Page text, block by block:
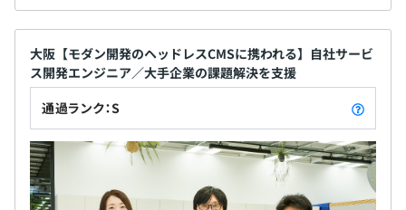
大阪【モダン開発のヘッドレスCMSに携われる】自社サービ
ス開発エンジニア／大手企業の課題解決を支援
通過ランク：S